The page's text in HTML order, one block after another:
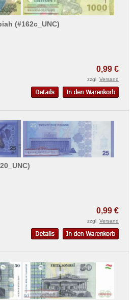
(#162c_UNC)
0,99 €
zzgl. Versand
0,99 €
zzgl. Versand